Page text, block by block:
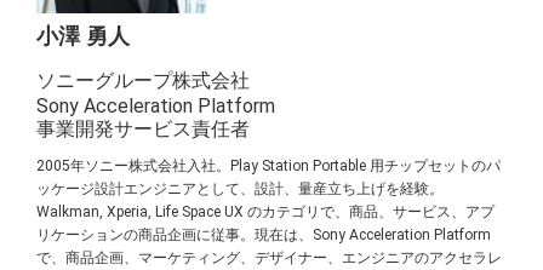
小澤 勇人
ソニーグループ株式会社
Sony Acceleration Platform
事業開発サービス責任者
2005年ソニー株式会社入社。Play Station Portable 用チップセットのパ
ッケージ設計エンジニアとして、設計、量産立ち上げを経験。
Walkman, Xperia, Life Space UX のカテゴリで、商品、サービス、アプ
リケーションの商品企画に従事。現在は、Sony Acceleration Platform
で、商品企画、マーケティング、デザイナー、エンジニアのアクセラレ